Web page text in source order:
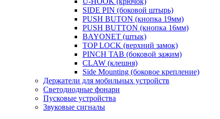
SIDE PIN (боковой штырь)
PUSH BUTON (кнопка 19мм)
PUSH BUTTON (кнопка 16мм)
BAYONET (штык)
TOP LOCK (верхний замок)
PINCH TAB (боковой зажим)
CLAW (клешня)
Side Mounting (боковое крепление)
Держатели для мобильных устройств
Светодиодные фонари
Пусковые устройства
Звуковые сигналы